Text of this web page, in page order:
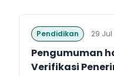
Pendidikan 29 Jul
Pengumuman
Verifikasi